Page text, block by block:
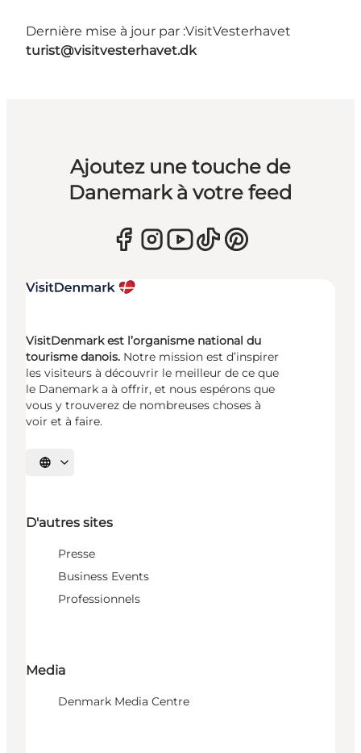
Dernière mise à jour par :VisitVesterhavet
turist@visitvesterhavet.dk
Ajoutez une touche de
Danemark à votre feed
VisitDenmark est l’organisme national du
tourisme danois. Notre mission est d’inspirer
les visiteurs à découvrir le meilleur de ce que
le Danemark a à offrir, et nous espérons que
vous y trouverez de nombreuses choses à
voir et à faire.
Choisissez la langue
D'autres sites
Presse
Business Events
Professionnels
Media
Denmark Media Centre